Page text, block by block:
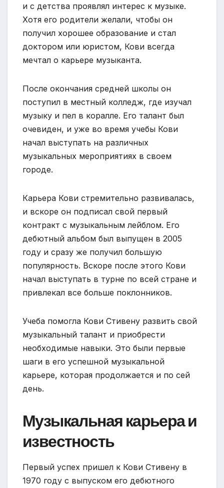
и с детства проявлял интерес к музыке.
Хотя его родители желали, чтобы он
получил хорошее образование и стал
доктором или юристом, Кови всегда
мечтал о карьере музыканта.
После окончания средней школы он
поступил в местный колледж, где изучал
музыку и пел в коралле. Его талант был
очевиден, и уже во время учебы Кови
начал выступать на различных
музыкальных мероприятиях в своем
городе.
Карьера Кови стремительно развивалась,
и вскоре он подписал свой первый
контракт с музыкальным лейблом. Его
дебютный альбом был выпущен в 2005
году и сразу же получил большую
популярность. Вскоре после этого Кови
начал выступать в турне по всей стране и
привлекал все больше поклонников.
Учеба помогла Кови Стивену развить свой
музыкальный талант и приобрести
необходимые навыки. Это были первые
шаги в его успешной музыкальной
карьере, которая продолжается и по сей
день.
Музыкальная карьера и
известность
Первый успех пришел к Кови Стивену в
1970 году с выпуском его дебютного